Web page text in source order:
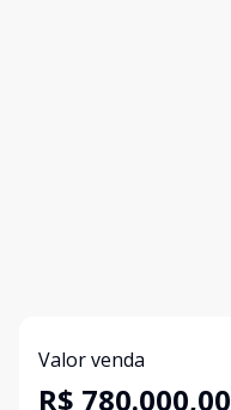
Valor venda
R$ 780.000,00